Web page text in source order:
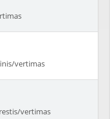
vertimas
vertimas